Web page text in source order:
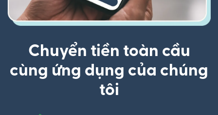
Chuyển tiền toàn cầu
cùng ứng dụng của chúng
tôi